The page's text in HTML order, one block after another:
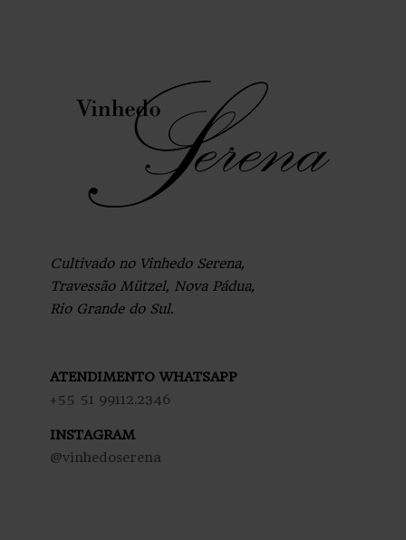
Cultivado no Vinhedo Serena,
Travessão Mützel, Nova Pádua,
Rio Grande do Sul.
ATENDIMENTO WHATSAPP
+55 51 99112.2346
INSTAGRAM
@vinhedoserena